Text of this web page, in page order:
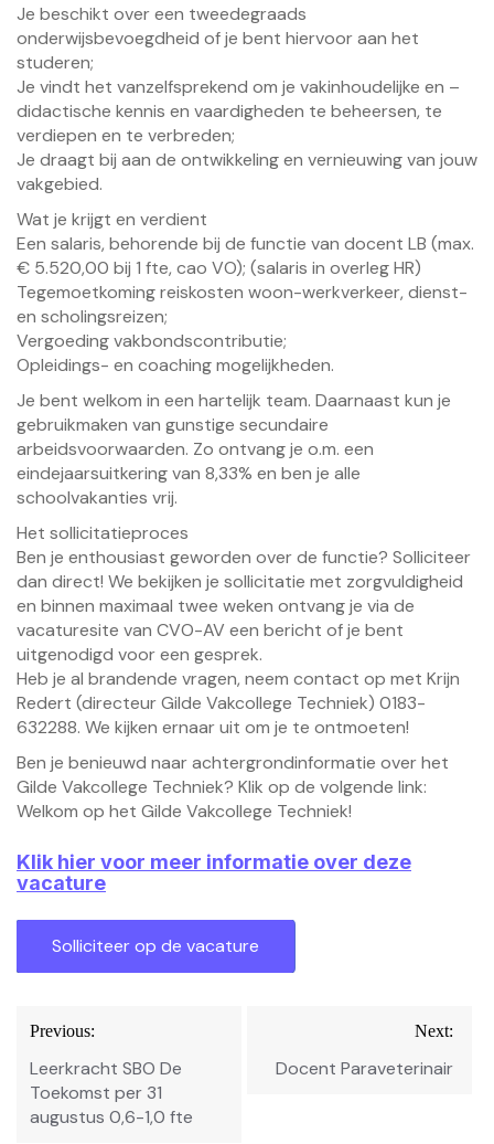
Je beschikt over een tweedegraads
onderwijsbevoegdheid of je bent hiervoor aan het
studeren;
Je vindt het vanzelfsprekend om je vakinhoudelijke en –
didactische kennis en vaardigheden te beheersen, te
verdiepen en te verbreden;
Je draagt bij aan de ontwikkeling en vernieuwing van jouw
vakgebied.
Wat je krijgt en verdient
Een salaris, behorende bij de functie van docent LB (max.
€ 5.520,00 bij 1 fte, cao VO); (salaris in overleg HR)
Tegemoetkoming reiskosten woon-werkverkeer, dienst-
en scholingsreizen;
Vergoeding vakbondscontributie;
Opleidings- en coaching mogelijkheden.
Je bent welkom in een hartelijk team. Daarnaast kun je
gebruikmaken van gunstige secundaire
arbeidsvoorwaarden. Zo ontvang je o.m. een
eindejaarsuitkering van 8,33% en ben je alle
schoolvakanties vrij.
Het sollicitatieproces
Ben je enthousiast geworden over de functie? Solliciteer
dan direct! We bekijken je sollicitatie met zorgvuldigheid
en binnen maximaal twee weken ontvang je via de
vacaturesite van CVO-AV een bericht of je bent
uitgenodigd voor een gesprek.
Heb je al brandende vragen, neem contact op met Krijn
Redert (directeur Gilde Vakcollege Techniek) 0183-
632288. We kijken ernaar uit om je te ontmoeten!
Ben je benieuwd naar achtergrondinformatie over het
Gilde Vakcollege Techniek? Klik op de volgende link:
Welkom op het Gilde Vakcollege Techniek!
Klik hier voor meer informatie over deze
vacature
Bericht
navigatie
Previous:
Leerkracht SBO De
Toekomst per 31
augustus 0,6-1,0 fte
Next:
Docent Paraveterinair